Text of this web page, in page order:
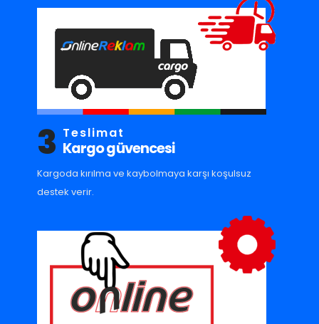
3 Teslimat
Kargo güvencesi
Kargoda kırılma ve kaybolmaya karşı koşulsuz
destek verir.